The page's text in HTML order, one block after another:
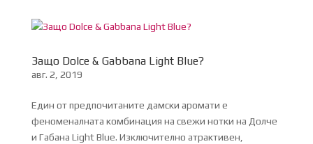
Защо Dolce & Gabbana Light Blue?
авг. 2, 2019
Един от предпочитаните дамски аромати е
феноменалната комбинация на свежи нотки на Долче
и Габана Light Blue. Изключително атрактивен,